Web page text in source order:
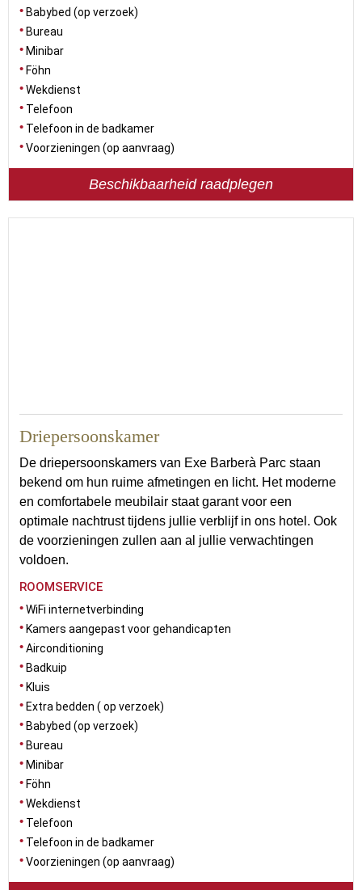
Babybed (op verzoek)
Bureau
Minibar
Föhn
Wekdienst
Telefoon
Telefoon in de badkamer
Voorzieningen (op aanvraag)
Beschikbaarheid raadplegen
Driepersoonskamer
De driepersoonskamers van Exe Barberà Parc staan
bekend om hun ruime afmetingen en licht. Het moderne
en comfortabele meubilair staat garant voor een
optimale nachtrust tijdens jullie verblijf in ons hotel. Ook
de voorzieningen zullen aan al jullie verwachtingen
voldoen.
ROOMSERVICE
WiFi internetverbinding
Kamers aangepast voor gehandicapten
Airconditioning
Badkuip
Kluis
Extra bedden ( op verzoek)
Babybed (op verzoek)
Bureau
Minibar
Föhn
Wekdienst
Telefoon
Telefoon in de badkamer
Voorzieningen (op aanvraag)